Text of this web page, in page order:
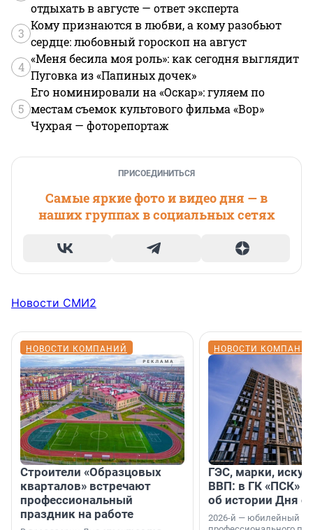
отдыхать в августе — ответ эксперта
3
Кому признаются в любви, а кому разобьют
сердце: любовный гороскоп на август
4
«Меня бесила моя роль»: как сегодня выглядит
Пуговка из «Папиных дочек»
5
Его номинировали на «Оскар»: гуляем по
местам съемок культового фильма «Вор»
Чухрая — фоторепортаж
ПРИСОЕДИНИТЬСЯ
Самые яркие фото и видео дня — в
наших группах в социальных сетях
Новости СМИ2
НОВОСТИ КОМПАНИЙ
Строители «Образцовых
кварталов» встречают
профессиональный
праздник на работе
НОВОСТИ
ГЭС, марки,
ВВП: в ГК «ПСК»
об истории Дня
2026-й — юбилейный